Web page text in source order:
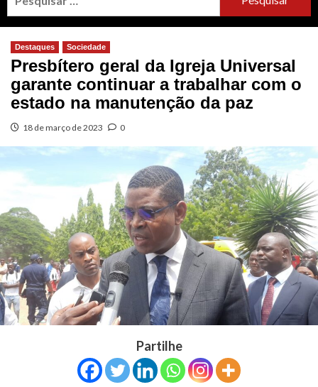
Destaques Sociedade
Presbítero geral da Igreja Universal
garante continuar a trabalhar com o
estado na manutenção da paz
18 de março de 2023 0
Partilhe